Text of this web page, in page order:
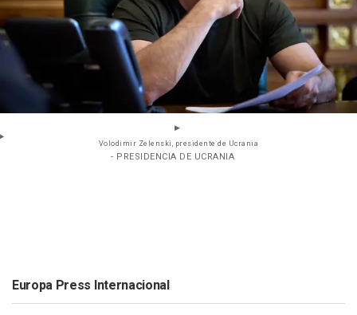
Volodimir Zelenski, presidente de Ucrania
- PRESIDENCIA DE UCRANIA
Europa Press Internacional